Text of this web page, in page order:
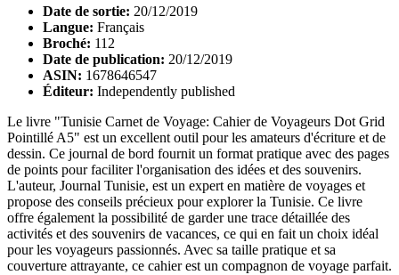
Date de sortie: 20/12/2019
Langue: Français
Broché: 112
Date de publication: 20/12/2019
ASIN: 1678646547
Éditeur: Independently published
Le livre "Tunisie Carnet de Voyage: Cahier de Voyageurs Dot Grid
Pointillé A5" est un excellent outil pour les amateurs d'écriture et de
dessin. Ce journal de bord fournit un format pratique avec des pages
de points pour faciliter l'organisation des idées et des souvenirs.
L'auteur, Journal Tunisie, est un expert en matière de voyages et
propose des conseils précieux pour explorer la Tunisie. Ce livre
offre également la possibilité de garder une trace détaillée des
activités et des souvenirs de vacances, ce qui en fait un choix idéal
pour les voyageurs passionnés. Avec sa taille pratique et sa
couverture attrayante, ce cahier est un compagnon de voyage parfait.